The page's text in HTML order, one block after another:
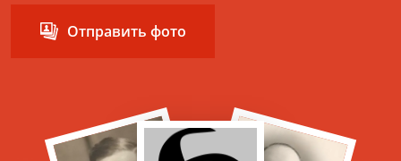
Отправить фото